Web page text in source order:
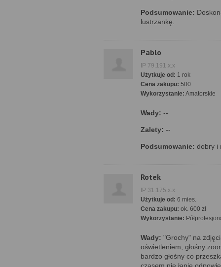
Podsumowanie:
lustrzankę.
Pablo
IP 79.191.x.x
Użytkuje od: 1 rok
Cena zakupu: 500
Wykorzystanie: Amatorskie
Wady: --
Zalety: --
Podsumowanie: dobry i
Rotek
IP 31.175.x.x
Użytkuje od: 6 mies.
Cena zakupu: ok. 600 zł
Wykorzystanie:
Wady: "Grochy" na
oświetleniem, głośny
bardzo głośny co